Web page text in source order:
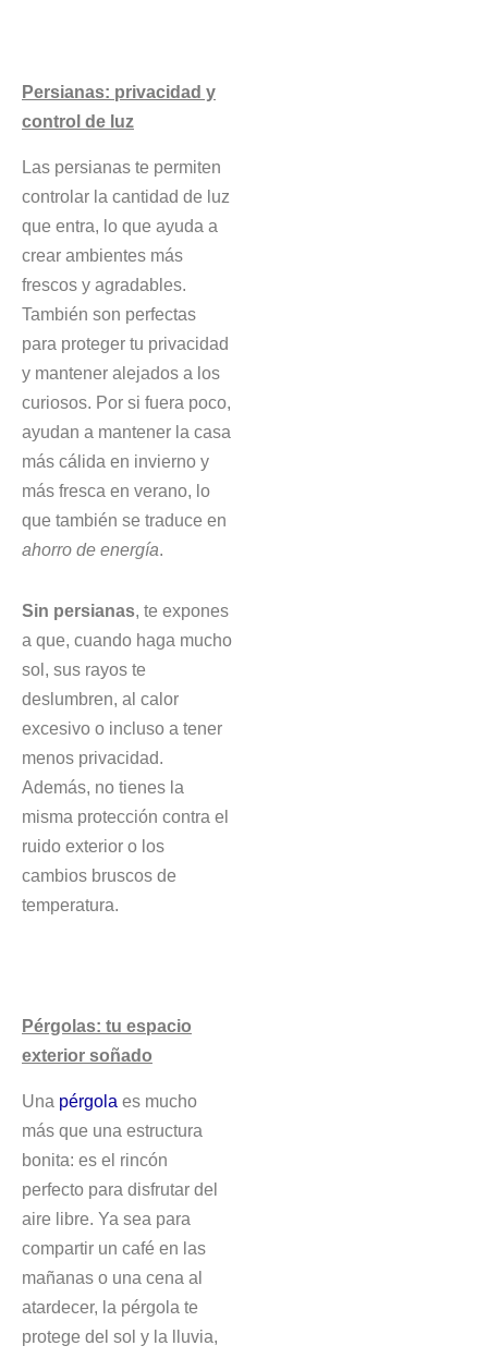
Persianas: privacidad y
control de luz
Las persianas te permiten
controlar la cantidad de luz
que entra, lo que ayuda a
crear ambientes más
frescos y agradables.
También son perfectas
para proteger tu privacidad
y mantener alejados a los
curiosos. Por si fuera poco,
ayudan a mantener la casa
más cálida en invierno y
más fresca en verano, lo
que también se traduce en
ahorro de energía.
Sin persianas, te expones
a que, cuando haga mucho
sol, sus rayos te
deslumbren, al calor
excesivo o incluso a tener
menos privacidad.
Además, no tienes la
misma protección contra el
ruido exterior o los
cambios bruscos de
temperatura.
Pérgolas: tu espacio
exterior soñado
Una pérgola es mucho
más que una estructura
bonita: es el rincón
perfecto para disfrutar del
aire libre. Ya sea para
compartir un café en las
mañanas o una cena al
atardecer, la pérgola te
protege del sol y la lluvia,